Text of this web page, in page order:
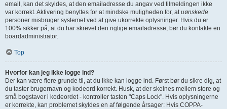
email, kan det skyldes, at den emailadresse du angav ved tilmeldingen ikke
var korrekt. Aktivering benyttes for at mindske muligheden for, atuønskede
personer misbruger systemet ved at give ukorrekte oplysninger. Hvis du er
100% sikker på, at du har skrevet den rigtige emailadresse, bør du kontakte en
boardadministrator.
Top
Hvorfor kan jeg ikke logge ind?
Der kan være flere grunde til, at du ikke kan logge ind. Først bør du sikre dig, at
du taster brugernavn og kodeord korrekt. Husk, at der skelnes mellem store og
små bogstaver i kodeordet - kontroller tasten "Caps Lock". Hvis oplysningerne
er korrekte, kan problemet skyldes en af følgende årsager: Hvis COPPA-